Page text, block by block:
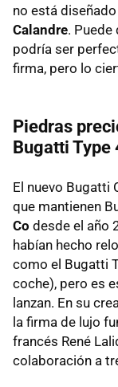
no está
Calandre.
podría ser
firma, pero lo
Piedras
Bugatti Type
El nuevo Bugatti
que mantienen
Co desde el año
habían hecho
como el Bugatti
coche), pero es
lanzan. En su
la firma de lujo
francés René
colaboración a